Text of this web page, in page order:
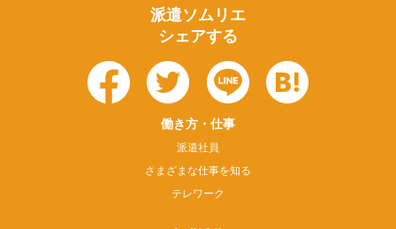
派遣ソムリエ
シェアする
働き方・仕事
派遣社員
さまざまな仕事を知る
テレワーク